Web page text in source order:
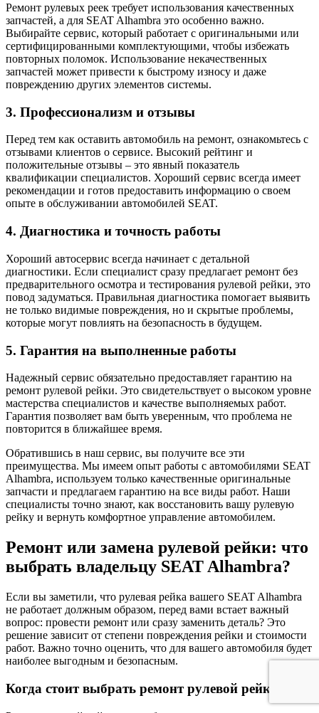
Ремонт рулевых реек требует использования качественных
запчастей, а для SEAT Alhambra это особенно важно.
Выбирайте сервис, который работает с оригинальными или
сертифицированными комплектующими, чтобы избежать
повторных поломок. Использование некачественных
запчастей может привести к быстрому износу и даже
повреждению других элементов системы.
3. Профессионализм и отзывы
Перед тем как оставить автомобиль на ремонт, ознакомьтесь с
отзывами клиентов о сервисе. Высокий рейтинг и
положительные отзывы – это явный показатель
квалификации специалистов. Хороший сервис всегда имеет
рекомендации и готов предоставить информацию о своем
опыте в обслуживании автомобилей SEAT.
4. Диагностика и точность работы
Хороший автосервис всегда начинает с детальной
диагностики. Если специалист сразу предлагает ремонт без
предварительного осмотра и тестирования рулевой рейки, это
повод задуматься. Правильная диагностика помогает выявить
не только видимые повреждения, но и скрытые проблемы,
которые могут повлиять на безопасность в будущем.
5. Гарантия на выполненные работы
Надежный сервис обязательно предоставляет гарантию на
ремонт рулевой рейки. Это свидетельствует о высоком уровне
мастерства специалистов и качестве выполняемых работ.
Гарантия позволяет вам быть уверенным, что проблема не
повторится в ближайшее время.
Обратившись в наш сервис, вы получите все эти
преимущества. Мы имеем опыт работы с автомобилями SEAT
Alhambra, используем только качественные оригинальные
запчасти и предлагаем гарантию на все виды работ. Наши
специалисты точно знают, как восстановить вашу рулевую
рейку и вернуть комфортное управление автомобилем.
Ремонт или замена рулевой рейки: что
выбрать владельцу SEAT Alhambra?
Если вы заметили, что рулевая рейка вашего SEAT Alhambra
не работает должным образом, перед вами встает важный
вопрос: провести ремонт или сразу заменить деталь? Это
решение зависит от степени повреждения рейки и стоимости
работ. Важно точно оценить, что для вашего автомобиля будет
наиболее выгодным и безопасным.
Когда стоит выбрать ремонт рулевой рейки?